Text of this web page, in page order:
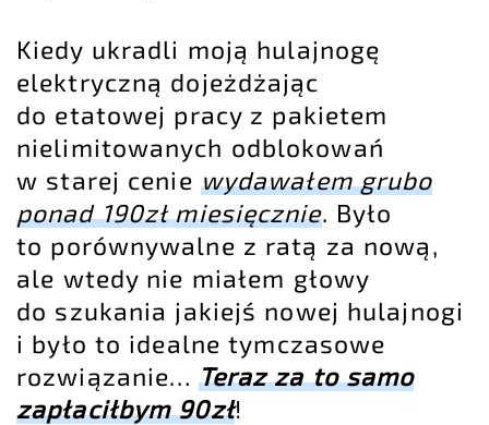
Kiedy ukradli moją hulajnogę
elektryczną dojeżdżając
do etatowej pracy z pakietem
nielimitowanych odblokowań
w starej cenie wydawałem grubo
ponad 190zł miesięcznie. Było
to porównywalne z ratą za nową,
ale wtedy nie miałem głowy
do szukania jakiejś nowej hulajnogi
i było to idealne tymczasowe
rozwiązanie…Teraz za to samo
zapłaciłbym 90zł!